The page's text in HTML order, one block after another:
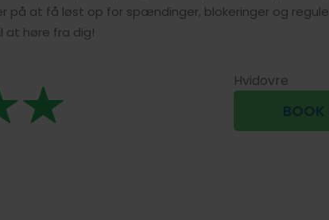
på at få løst op for spændinger, blokeringer og
at høre fra dig!
Hvidovre
BOOK